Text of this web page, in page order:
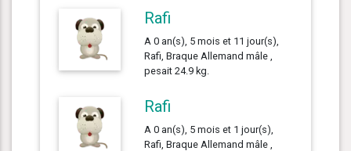
Rafi
A 0 an(s), 5 mois et 11 jour(s),
Rafi, Braque Allemand mâle ,
pesait 24.9 kg.
Rafi
A 0 an(s), 5 mois et 1 jour(s),
Rafi, Braque Allemand mâle ,